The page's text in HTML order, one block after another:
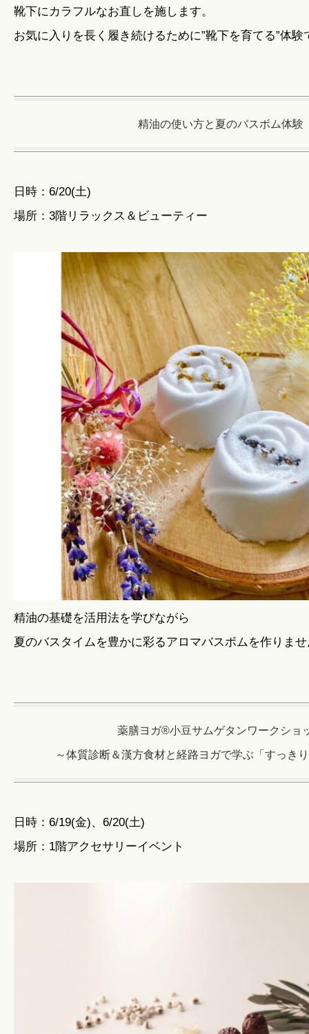
靴下にカラフルなお直しを施します。
お気に入りを長く履き続けるために”靴下を育てる”体験
精油の使い方と夏のバスボム体験
日時：6/20(土)
場所：3階リラックス＆ビューティー
精油の基礎を活用法を学びながら
夏のバスタイムを豊かに彩るアロマバスボムを作りま
薬膳ヨガ®小豆サムゲタンワークショ
～体質診断＆漢方食材と経路ヨガで学ぶ「すっき
日時：6/19(金)、6/20(土)
場所：1階アクセサリーイベント